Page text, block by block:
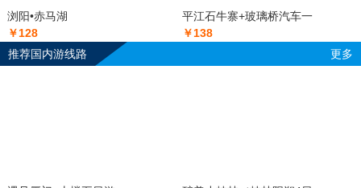
浏阳•赤马湖
￥128
平江石牛寨+玻璃桥汽车一
￥138
推荐国内游线路
更多